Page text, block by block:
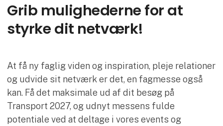
Grib mulighederne for at
styrke dit netværk!
At få ny faglig viden og inspiration, pleje relationer
og udvide sit netværk er det, en fagmesse også
kan. Få det maksimale ud af dit besøg på
Transport 2027, og udnyt messens fulde
potentiale ved at deltage i vores events og